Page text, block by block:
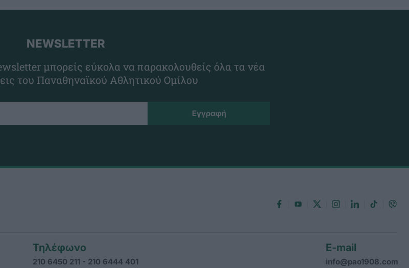
NEWSLETTER
μπορείς εύκολα να παρακολουθείς όλα τα νέα
του Παναθηναϊκού Αθλητικού Ομίλου
Τηλέφωνο
210 6450 211 - 210 6444 401
E-mail
info@pao1908.com